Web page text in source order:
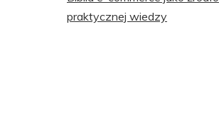
praktycznej wiedzy